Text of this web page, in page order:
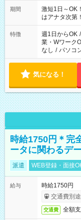
期間
激短1日～
はアナタ次第！
特徴 週1日からOK /
業・Wワーク
なし / パソコ
気になる！
時給1750円＊完
ータに関わるデ
派遣 WEB登録・面接
給与
時給1750円
交通費別
交通費 全額